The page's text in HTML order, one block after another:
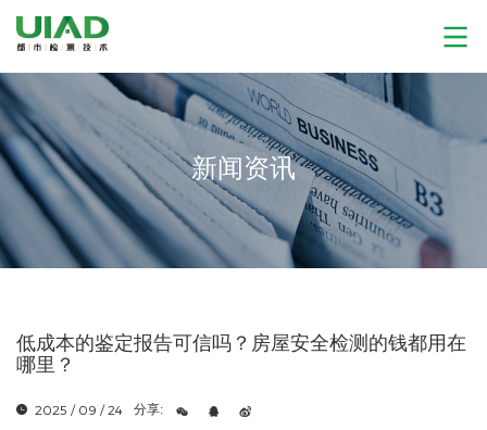
新闻资讯
低成本的鉴定报告可信吗？房屋安全检测的钱都用在
哪里？
2025 / 09 / 24 分享: